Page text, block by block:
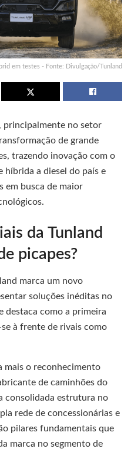
em testes - Fonte: Divulgação/Tunland
principalmente no setor
de grande
trazendo inovação com o
híbrida a diesel do país e
em busca de maior
da Tunland
picapes?
marca um novo
soluções inéditas no
destaca como a primeira
à frente de rivais como
mais o reconhecimento
de caminhões do
consolidada estrutura no
rede de concessionárias e
pilares fundamentais que
marca no segmento de